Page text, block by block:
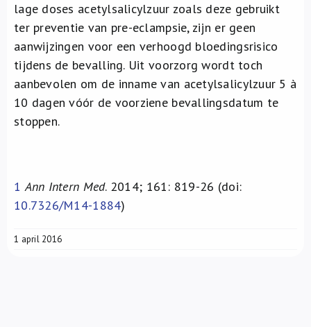
lage doses acetylsalicylzuur zoals deze gebruikt
ter preventie van pre-eclampsie, zijn er geen
aanwijzingen voor een verhoogd bloedingsrisico
tijdens de bevalling. Uit voorzorg wordt toch
aanbevolen om de inname van acetylsalicylzuur 5 à
10 dagen vóór de voorziene bevallingsdatum te
stoppen.
1 Ann Intern Med. 2014; 161: 819-26 (doi:
10.7326/M14-1884)
1 april 2016